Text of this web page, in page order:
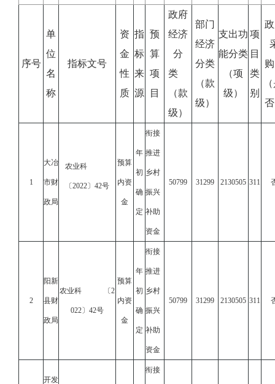
序号
单
位
名
称
指标文号
资
金
性
质
指
标
来
源
预
算
项
目
政府
经济
分
类
（款
级）
部门
经济
分类
（款
级）
支出功
能分类
（项
级）
项
目
类
别
1
大冶
市财
政局
农业科
〔2022〕42号
预算
内资
金
年
初
确
定
衔接
推进
乡村
振兴
补助
资金
50799 31299 2130505 311
2
阳新
县财
政局
农业科 〔2
022〕42号
预算
内资
金
年
初
确
定
衔接
推进
乡村
振兴
补助
资金
50799 31299 2130505 311
开发
衔接